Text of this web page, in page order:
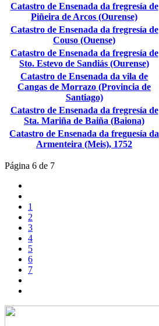
Catastro de Ensenada da fregresía de
Piñeira de Arcos (Ourense)
Catastro de Ensenada da fregresía de
Couso (Ouense)
Catastro de Ensenada da fregresía de
Sto. Estevo de Sandiás (Ourense)
Catastro de Ensenada da vila de
Cangas de Morrazo (Provincia de
Santiago)
Catastro de Ensenada da fregresía de
Sta. Mariña de Baiña (Baiona)
Catastro de Ensenada da freguesía da
Armenteira (Meis), 1752
Página 6 de 7
1
2
3
4
5
6
7